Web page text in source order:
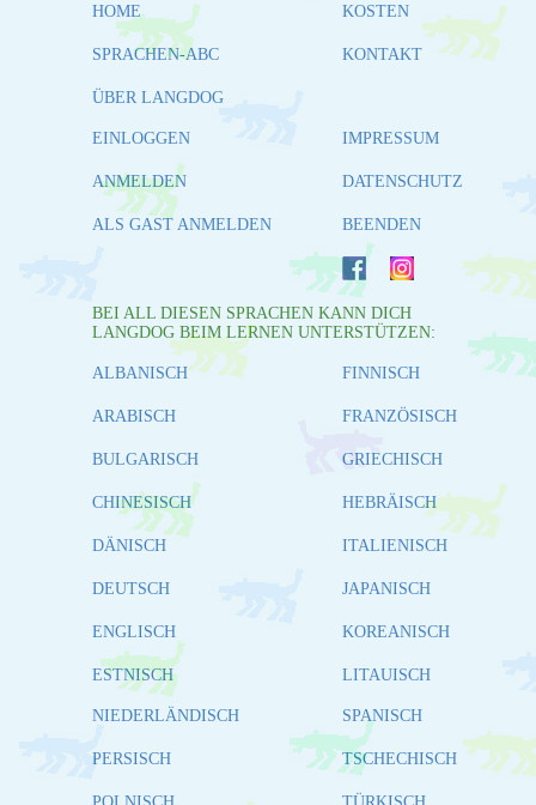
HOME
SPRACHEN-ABC
ÜBER LANGDOG
KOSTEN
KONTAKT
EINLOGGEN
ANMELDEN
ALS GAST ANMELDEN
IMPRESSUM
DATENSCHUTZ
BEENDEN
BEI ALL DIESEN SPRACHEN KANN DICH
LANGDOG BEIM LERNEN UNTERSTÜTZEN:
ALBANISCH
ARABISCH
BULGARISCH
CHINESISCH
DÄNISCH
DEUTSCH
ENGLISCH
ESTNISCH
FINNISCH
FRANZÖSISCH
GRIECHISCH
HEBRÄISCH
ITALIENISCH
JAPANISCH
KOREANISCH
LITAUISCH
NIEDERLÄNDISCH
PERSISCH
SPANISCH
TSCHECHISCH